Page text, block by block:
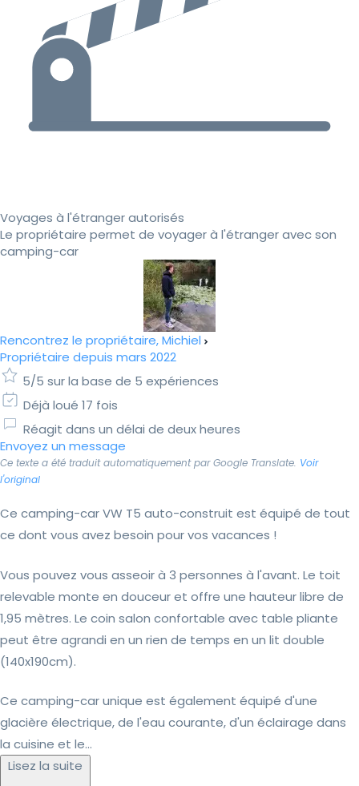
Voyages à l'étranger autorisés
Le propriétaire permet de voyager à l'étranger avec son
camping-car
Rencontrez le propriétaire, Michiel
Propriétaire depuis mars 2022
5/5 sur la base de 5 expériences
Déjà loué 17 fois
Réagit dans un délai de deux heures
Envoyez un message
Ce texte a été traduit automatiquement par Google Translate. Voir
l'original
Ce camping-car VW T5 auto-construit est équipé de tout
ce dont vous avez besoin pour vos vacances !
Vous pouvez vous asseoir à 3 personnes à l'avant. Le toit
relevable monte en douceur et offre une hauteur libre de
1,95 mètres. Le coin salon confortable avec table pliante
peut être agrandi en un rien de temps en un lit double
(140x190cm).
Ce camping-car unique est également équipé d'une
glacière électrique, de l'eau courante, d'un éclairage dans
la cuisine et le...
Lisez la suite